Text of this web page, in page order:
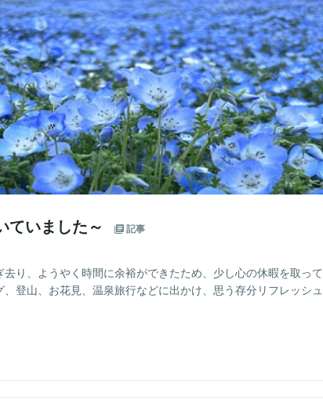
ていました～ 記事
り、ようやく時間に余裕ができたため、少し心の休暇を取って
登山、お花見、温泉旅行などに出かけ、思う存分リフレッシュ